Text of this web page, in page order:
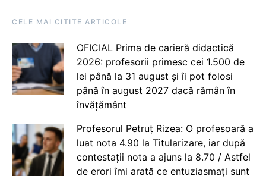
CELE MAI CITITE ARTICOLE
OFICIAL Prima de carieră didactică
2026: profesorii primesc cei 1.500 de
lei până la 31 august și îi pot folosi
până în august 2027 dacă rămân în
învățământ
Profesorul Petruț Rizea: O profesoară a
luat nota 4.90 la Titularizare, iar după
contestații nota a ajuns la 8.70 / Astfel
de erori îmi arată ce entuziasmați sunt